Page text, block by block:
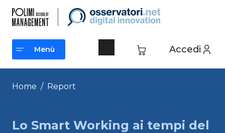
contenuto
Accedi
Menù
Menù
Home / Report
Lo Smart Working ai tempi del